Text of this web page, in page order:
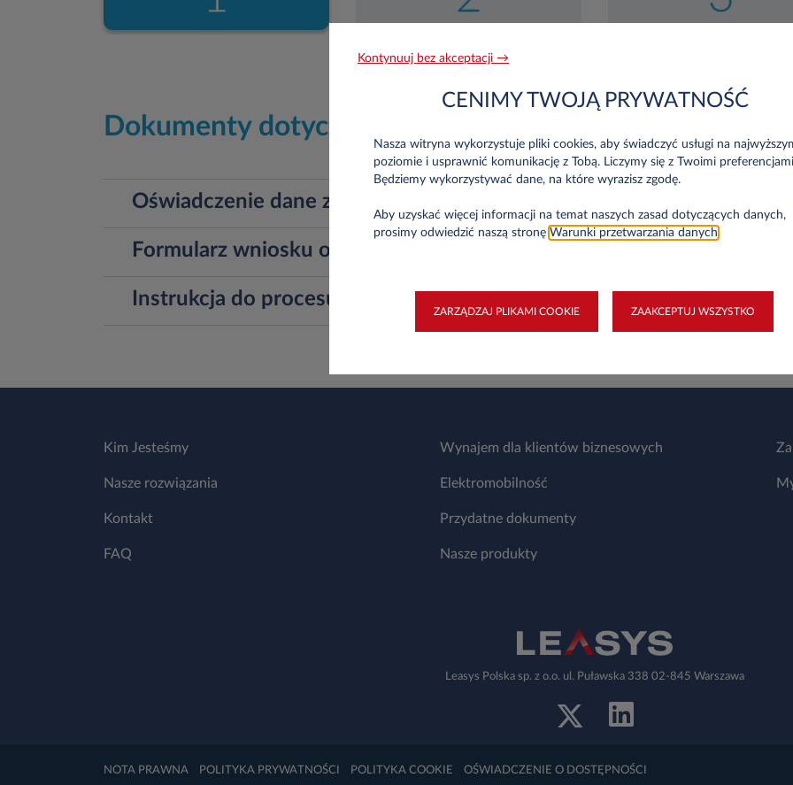
Dokumenty dotyczące przejęcia umowy leasingu
Oświadczenie dane z dowodu osobistego leasing
Formularz wniosku o cesję umowy leasingu
Instrukcja do procesu cesji umowy leasingu
Kim Jesteśmy
Nasze rozwiązania
Kontakt
FAQ
Wynajem dla klientów biznesowych
Elektromobilność
Przydatne dokumenty
Nasze produkty
Leasys Polska sp. z o.o. ul. Puławska 338 02-845 Warszawa
NOTA PRAWNA POLITYKA PRYWATNOŚCI POLITYKA COOKIE OŚWIADCZENIE O DOSTĘPNOŚCI
Kontynuuj bez akceptacji →
CENIMY TWOJĄ PRYWATNOŚĆ
Nasza witryna wykorzystuje pliki cookies, aby świadczyć usługi na
poziomie i usprawnić komunikację z Tobą. Liczymy się z Twoimi
Będziemy wykorzystywać dane, na które wyrazisz zgodę.
Aby uzyskać więcej informacji na temat naszych zasad dotyczących danych,
prosimy odwiedzić naszą stronę Warunki przetwarzania danych
ZARZĄDZAJ PLIKAMI COOKIE ZAAKCEPTUJ WSZYSTKO